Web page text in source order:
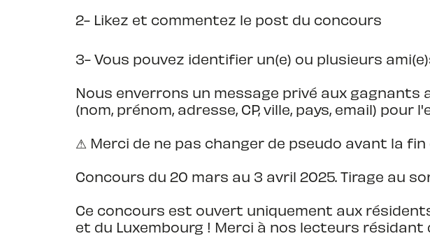
2- Likez et commentez le post du concours
3- Vous pouvez identifier un(e) ou plusieurs
Nous enverrons un message privé aux
(nom, prénom, adresse, CP, ville, pays, email) pour
⚠ Merci de ne pas changer de pseudo avant la
Concours du 20 mars au 3 avril 2025. Tirage au
Ce concours est ouvert uniquement aux
et du Luxembourg ! Merci à nos lecteurs